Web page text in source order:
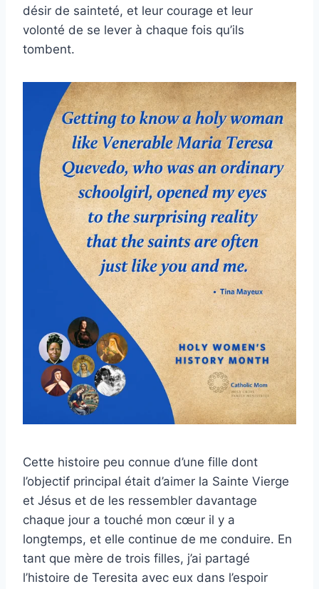
désir de sainteté, et leur courage et leur
volonté de se lever à chaque fois qu’ils
tombent.
Cette histoire peu connue d’une fille dont
l’objectif principal était d’aimer la Sainte Vierge
et Jésus et de les ressembler davantage
chaque jour a touché mon cœur il y a
longtemps, et elle continue de me conduire. En
tant que mère de trois filles, j’ai partagé
l’histoire de Teresita avec eux dans l’espoir